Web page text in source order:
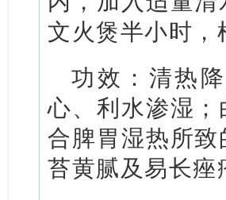
文火煲半小时，
功效：清热
心、利水渗湿
合脾胃湿热所
苔黄腻及易长痤